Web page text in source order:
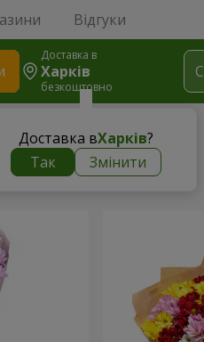
Відгуки
Доставка в
Харків
безкоштовно
Доставка вХарків?
Так
Змінити